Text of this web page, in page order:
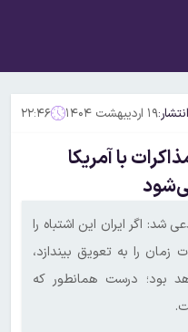
۱۹ اردیبهشت ۱۴۰۴ ۲۲:۴۶
با آمریکا
شد: اگر ایران این اشتباه را
را به تعویق بیندازد،
بود؛ درست همانطور که